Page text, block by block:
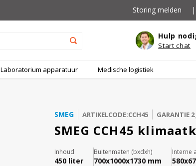
Storing melden |
Hulp
Start chat
Laboratorium apparatuur Medische logistiek
SMEG ARTIKELCODE:CCH45 GARANTIE 2
SMEG CCH45
Inhoud
450 liter
Buitenmaten (bxdxh)
700x1000x1730 mm
Interne